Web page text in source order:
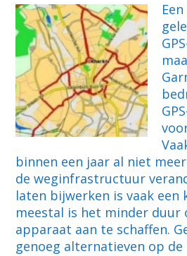
binnen een jaar al niet
de weginfrastructuur
laten bijwerken is vaak een
meestal is het minder duur
apparaat aan te schaffen.
genoeg alternatieven op